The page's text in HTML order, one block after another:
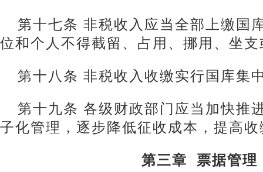
第十七条 非税收入应当全部上缴国
位和个人不得截留、占用、挪用、坐
第十八条 非税收入收缴实行国库集
第十九条 各级财政部门应当加快推
子化管理，逐步降低征收成本，提高
第三章 票据管理